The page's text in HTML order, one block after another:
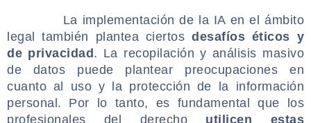
La implementación de la IA en el ámbito
legal también plantea ciertos desafíos éticos y
de privacidad . La recopilación y análisis masivo
de datos puede plantear preocupaciones en
cuanto al uso y la protección de la información
personal. Por lo tanto, es fundamental que los
profesionales del derecho utilicen estas